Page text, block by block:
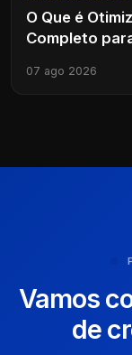
O Que é
Completo
07 ago 2026
Vamos
de